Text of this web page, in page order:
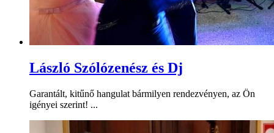
László Szólózenész és Dj
Garantált, kitűnő hangulat bármilyen rendezvényen, az Ön
igényei szerint! ...